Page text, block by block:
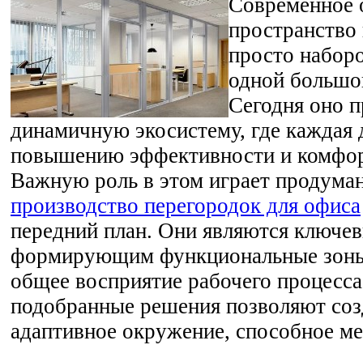
Современное
просто
одной
Сегодня оно
динамичную экосистему, где каждая
повышению эффективности и
Важную роль в этом играет
производство перегородок для офиса
передний план. Они являются
формирующим функциональные
общее восприятие рабочего
подобранные решения позволяют
адаптивное окружение, способное